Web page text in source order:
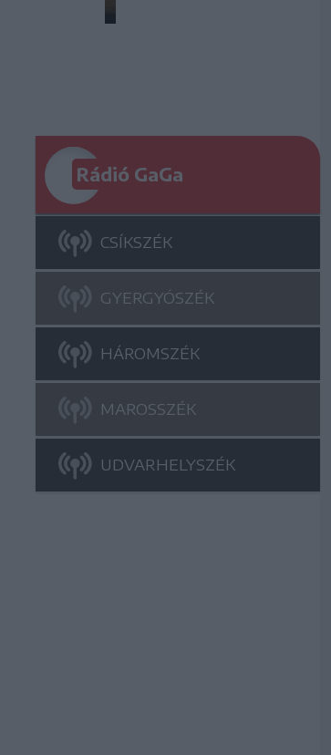
Rádió GaGa
CSÍKSZÉK
GYERGYÓSZÉK
HÁROMSZÉK
MAROSSZÉK
UDVARHELYSZÉK